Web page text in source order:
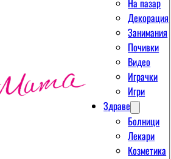
На пазар
Декорация
Занимания
Почивки
Видео
Играчки
Игри
Здраве
Болници
Лекари
Козметика